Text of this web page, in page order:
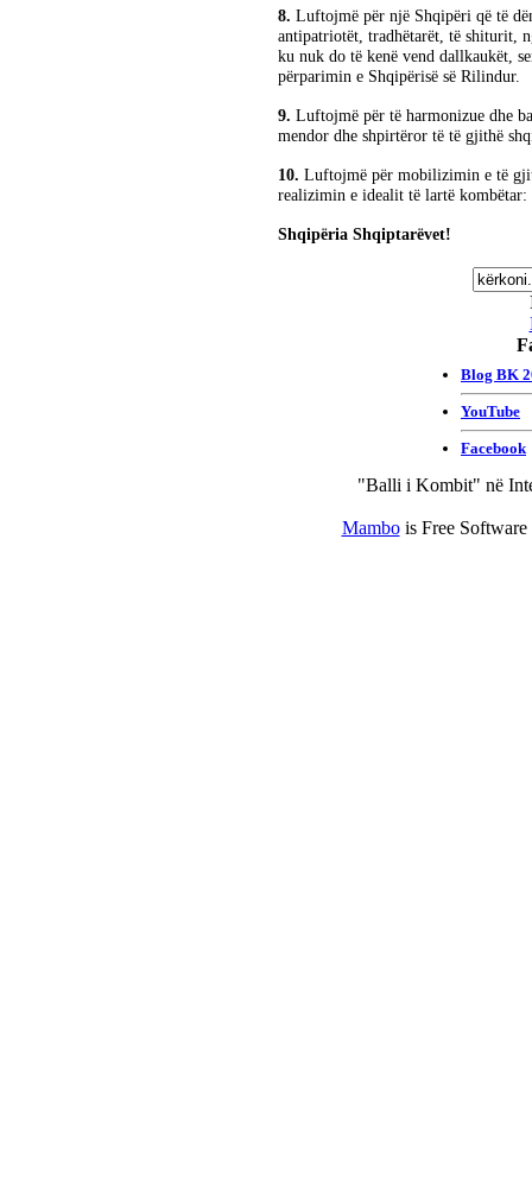
8. Luftojmë për një Shqipëri që të
antipatriotët, tradhëtarët, të shiturit,
ku nuk do të kenë vend dallkaukët,
përparimin e Shqipërisë së Rilindur.
9. Luftojmë për të harmonizue dhe
mendor dhe shpirtëror të të gjithë
10. Luftojmë për mobilizimin e të
realizimin e idealit të lartë kombëtar:
Shqipëria Shqiptarëvet!
"Balli i Kombit" në
Mambois Free Software